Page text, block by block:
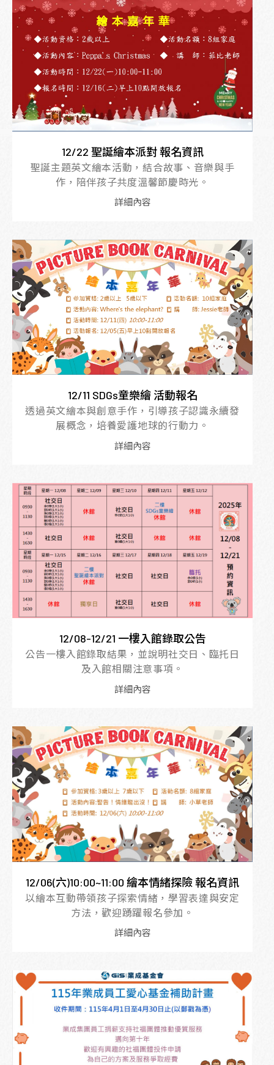
12/22 聖誕繪本派對 報名資訊
聖誕主題英文繪本活動，結合故事、音樂與手
作，陪伴孩子共度溫馨節慶時光。
詳細內容
12/11 SDGs童樂繪 活動報名
透過英文繪本與創意手作，引導孩子認識永續發
展概念，培養愛護地球的行動力。
詳細內容
12/08-12/21 一樓入館錄取公告
公告一樓入館錄取結果，並說明社交日、臨托日
及入館相關注意事項。
詳細內容
12/06(六)10:00~11:00 繪本情緒探險 報名資訊
以繪本互動帶領孩子探索情緒，學習表達與安定
方法，歡迎踴躍報名參加。
詳細內容